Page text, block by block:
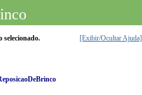
selecionado. [Exibir/Ocultar Ajuda]